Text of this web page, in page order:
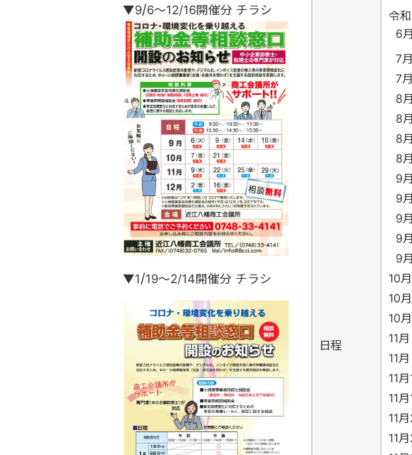
▼9/6～12/16開催分 チラシ
▼1/19～2/14開催分 チラシ
日程
令
6
7
7
8
8
8
8
9
9
9
9
9
10
10
10
11
11
11
11
11
11